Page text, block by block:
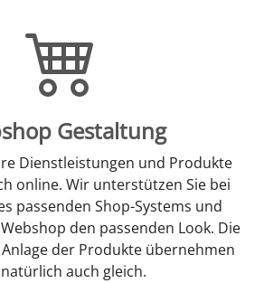
Gestaltung
Dienstleistungen und Produkte
online. Wir unterstützen Sie bei
passenden Shop-Systems und
den passenden Look. Die
der Produkte übernehmen
auch gleich.